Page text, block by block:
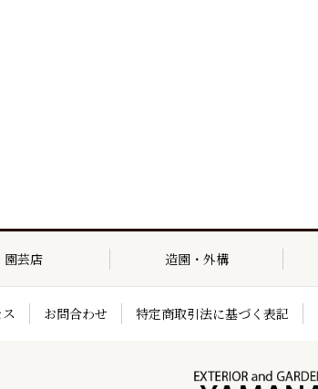
園芸店 造園・外構
お問合わせ 特定商取引法に基づく表記